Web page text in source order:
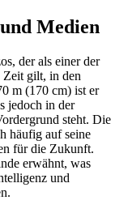
Medien
der als einer der
Zeit gilt, in den
m (170 cm) ist er
jedoch in der
steht. Die
häufig auf seine
für die Zukunft.
erwähnt, was
und